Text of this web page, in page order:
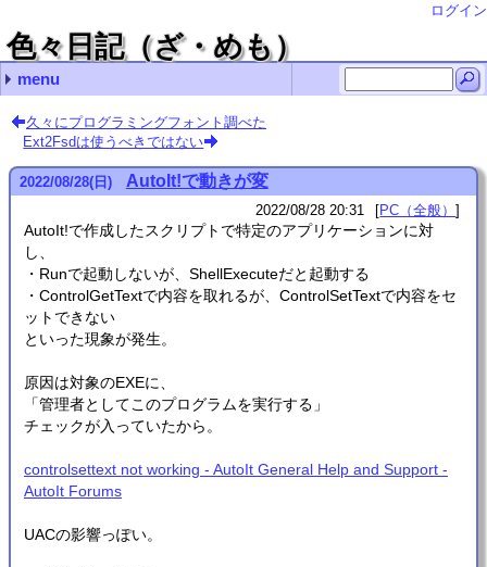
ログイン
色々日記（ざ・めも）
menu
最近の記事
NetGear A6210で5Gが繋がらないことがある
RubyのHttpClientはそろそろ捨てるべき？
Ruby XMLRPCでdokuwikiのAPIをコールするとエラー
SDHCカードは壊れる(特にRaspberryPiのものは)
ディスクのワイプあれこれ
最近のコメント
VHSデジタル化(再) url
Thunderbirdの文字化け対処法 you
ASUS Xonar U7の点滅死問題 nab
Thunderbirdの文字化け対処法 感謝！
RubyでUTF-8ファイル名＆外部コマンド実行 zetamatta
月別の記事リスト
2025年 (1)
2025年03月 (1)
2024年 (2)
2024年04月 (1)
2024年02月 (1)
2023年 (3)
2023年11月 (1)
2023年10月 (2)
2022年 (4)
2022年08月 (1)
2022年06月 (1)
2022年05月 (1)
2022年02月 (1)
2021年 (4)
2021年12月 (1)
2021年09月 (1)
2021年07月 (2)
2020年 (5)
2020年12月 (2)
2020年11月 (1)
2020年05月 (1)
2020年03月 (1)
2019年 (6)
2019年11月 (1)
2019年10月 (1)
2019年08月 (1)
2019年02月 (2)
2019年01月 (1)
2018年 (3)
2018年12月 (1)
2018年11月 (2)
2017年 (2)
2017年09月 (1)
2017年07月 (1)
2016年 (1)
2016年01月 (1)
2015年 (5)
2015年07月 (3)
2015年06月 (1)
2015年04月 (1)
2014年 (12)
2014年11月 (1)
2014年10月 (1)
2014年08月 (3)
2014年06月 (2)
2014年05月 (1)
2014年04月 (1)
2014年02月 (1)
2014年01月 (2)
2013年 (17)
2013年12月 (4)
2013年11月 (4)
2013年10月 (4)
2013年07月 (2)
2013年06月 (1)
2013年05月 (1)
2013年02月 (1)
2012年 (5)
2012年07月 (2)
2012年06月 (2)
2012年01月 (1)
2011年 (26)
2011年12月 (8)
2011年11月 (5)
2011年07月 (2)
2011年06月 (1)
2011年05月 (2)
2011年04月 (2)
2011年02月 (5)
2011年01月 (1)
2010年 (4)
2010年12月 (1)
2010年11月 (1)
2010年10月 (1)
2010年07月 (1)
2009年 (4)
2009年08月 (1)
2009年07月 (2)
2009年03月 (1)
2008年 (27)
2008年11月 (2)
2008年10月 (1)
2008年09月 (3)
2008年08月 (9)
2008年07月 (4)
2008年06月 (1)
2008年04月 (1)
2008年02月 (4)
2008年01月 (2)
2007年 (48)
2007年12月 (1)
2007年11月 (12)
2007年10月 (8)
2007年08月 (3)
2007年07月 (9)
2007年06月 (3)
2007年05月 (8)
2007年03月 (2)
2007年02月 (1)
2007年01月 (1)
2006年 (27)
2006年12月 (4)
2006年08月 (1)
2006年07月 (1)
2006年06月 (1)
2006年05月 (9)
2006年04月 (3)
2006年03月 (3)
2006年02月 (5)
2005年 (98)
2005年10月 (14)
2005年09月 (9)
2005年08月 (3)
2005年07月 (6)
2005年06月 (5)
2005年05月 (10)
2005年04月 (16)
2005年03月 (20)
2005年02月 (10)
2005年01月 (5)
2004年 (167)
2004年12月 (14)
2004年11月 (10)
2004年10月 (6)
2004年09月 (10)
2004年08月 (28)
2004年07月 (3)
2004年06月 (11)
2004年05月 (6)
2004年04月 (18)
2004年03月 (23)
2004年02月 (27)
2004年01月 (11)
2003年 (68)
2003年12月 (5)
2003年11月 (9)
2003年10月 (3)
2003年09月 (3)
2003年08月 (4)
2003年07月 (4)
2003年06月 (10)
2003年05月 (12)
2003年04月 (7)
2003年03月 (3)
2003年02月 (7)
2003年01月 (1)
2002年 (32)
2002年11月 (2)
2002年09月 (1)
2002年08月 (2)
2002年07月 (8)
2002年06月 (1)
2002年05月 (1)
2002年03月 (4)
2002年02月 (11)
2002年01月 (2)
2001年 (28)
2001年12月 (7)
2001年10月 (4)
2001年08月 (2)
2001年07月 (5)
2001年06月 (3)
2001年05月 (7)
PC（全般） (313)
PC（Linux） (153)
PC（プログラミング） (83)
工作 (3)
家電 (13)
その他 (6)
動画制作 (4)
お絵かき (15)
情報工学 (7)
- (1)
(none) (1)
久々にプログラミングフォント調べた
Ext2Fsdは使うべきではない
2022/08/28(日) AutoIt!で動きが変
2022/08/28 20:31 PC（全般）
AutoIt!で作成したスクリプトで特定のアプリケーションに対
し、
・Runで起動しないが、ShellExecuteだと起動する
・ControlGetTextで内容を取れるが、ControlSetTextで内容をセ
ットできない
といった現象が発生。
原因は対象のEXEに、
「管理者としてこのプログラムを実行する」
チェックが入っていたから。
controlsettext not working - AutoIt General Help and Support -
AutoIt Forums
UACの影響っぽい。